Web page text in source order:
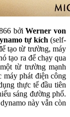
bởiWerner von
tự kích (self-
tạo từ trường, máy
tạo ra để chạy qua
từ trường mạnh
máy phát điện công
thực tế đầu tiên
sáng đường phố.
này vẫn còn